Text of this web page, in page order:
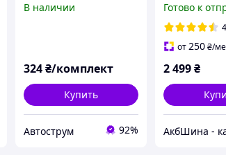
свинцовыми клеммами
В наличии
324₴/комплект
Купить
Автострум 92%
справа),
Готово к
от250₴/
2 499₴